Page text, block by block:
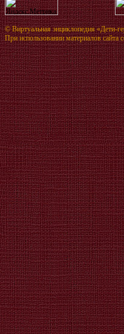
©Виртуальная энциклопедия «Дети-
При использовании материалов сайта